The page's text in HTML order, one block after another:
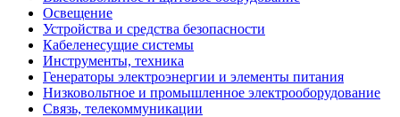
Освещение
Устройства и средства безопасности
Кабеленесущие системы
Инструменты, техника
Генераторы электроэнергии и элементы питания
Низковольтное и промышленное электрооборудование
Связь, телекоммуникации